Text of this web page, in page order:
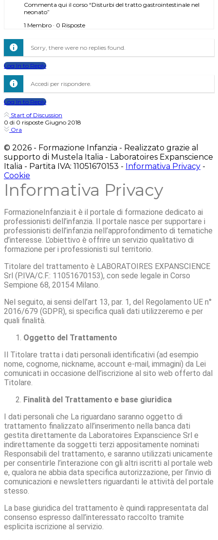
Commenta qui il corso “Disturbi del tratto gastrointestinale nel
neonato”
1 Membro · 0 Risposte
Sorry, there were no replies found.
Log In to Reply
Accedi per rispondere.
Log In to Reply
Start of Discussion
0 di 0 risposte Giugno 2018
Ora
© 2026 - Formazione Infanzia - Realizzato grazie al
supporto di Mustela Italia - Laboratoires Expanscience
Italia - Partita IVA: 11051670153 - Informativa Privacy -
Cookie
Informativa Privacy
FormazioneInfanzia.it è il portale di formazione dedicato ai
professionisti dell’infanzia. Il portale nasce per supportare i
professionisti dell’infanzia nell’approfondimento di tematiche
d’interesse. L’obiettivo è offrire un servizio qualitativo di
formazione per i professionisti sul territorio.
Titolare del trattamento è LABORATOIRES EXPANSCIENCE
Srl (P.IVA/C.F.: 11051670153), con sede legale in Corso
Sempione 68, 20154 Milano.
Nel seguito, ai sensi dell’art 13, par. 1, del Regolamento UE n°
2016/679 (GDPR), si specifica quali dati utilizzeremo e per
quali finalità.
Oggetto del Trattamento
Il Titolare tratta i dati personali identificativi (ad esempio
nome, cognome, nickname, account e-mail, immagini) da Lei
comunicati in occasione dell’iscrizione al sito web offerto dal
Titolare.
Finalità del Trattamento e base giuridica
I dati personali che La riguardano saranno oggetto di
trattamento finalizzato all’inserimento nella banca dati
gestita direttamente da Laboratoires Expanscience Srl e
indirettamente da soggetti terzi appositamente nominati
Responsabili del trattamento, e saranno utilizzati unicamente
per consentirle l’interazione con gli altri iscritti al portale web
e, qualora ne abbia data specifica autorizzazione, per l’invio di
comunicazioni e newsletters riguardanti le attività del portale
stesso.
La base giuridica del trattamento è quindi rappresentata dal
consenso espresso dall’interessato raccolto tramite
esplicita iscrizione al servizio.